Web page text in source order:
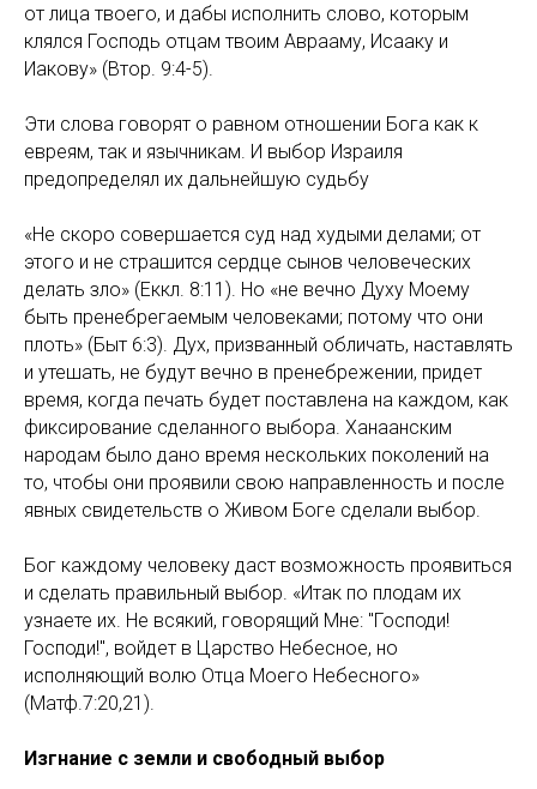
от лица твоего, и дабы исполнить слово, которым
клялся Господь отцам твоим Аврааму, Исааку и
Иакову» (Втор. 9:4-5).
Эти слова говорят о равном отношении Бога как к
евреям, так и язычникам. И выбор Израиля
предопределял их дальнейшую судьбу
«Не скоро совершается суд над худыми делами; от
этого и не страшится сердце сынов человеческих
делать зло» (Еккл. 8:11). Но «не вечно Духу Моему
быть пренебрегаемым человеками; потому что они
плоть» (Быт 6:3). Дух, призванный обличать, наставлять
и утешать, не будут вечно в пренебрежении, придет
время, когда печать будет поставлена на каждом, как
фиксирование сделанного выбора. Ханаанским
народам было дано время нескольких поколений на
то, чтобы они проявили свою направленность и после
явных свидетельств о Живом Боге сделали выбор.
Бог каждому человеку даст возможность проявиться
и сделать правильный выбор. «Итак по плодам их
узнаете их. Не всякий, говорящий Мне: "Господи!
Господи!", войдет в Царство Небесное, но
исполняющий волю Отца Моего Небесного»
(Матф.7:20,21).
Изгнание с земли и свободный выбор